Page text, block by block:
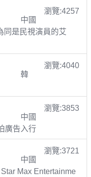
瀏覽:4257
中國
同是民視演員的艾
瀏覽:4040
韓
瀏覽:3853
中國
廣告入行
瀏覽:3721
中國
Max Entertainme